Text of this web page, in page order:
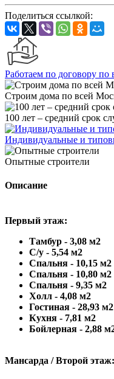
Поделиться ссылкой:
Работаем по договору
Строим дома по всей
100 лет – средний срок
Индивидуальные и
Опытные строители
Описание
Первый этаж:
Тамбур - 3,08 м2
С/у - 5,54 м2
Спальня - 10,15 м2
Спальня - 10,80 м2
Спальня - 9,35 м2
Холл - 4,08 м2
Гостиная - 28,93 м2
Кухня - 7,81 м2
Бойлерная - 2,88
Мансарда / Второй этаж: